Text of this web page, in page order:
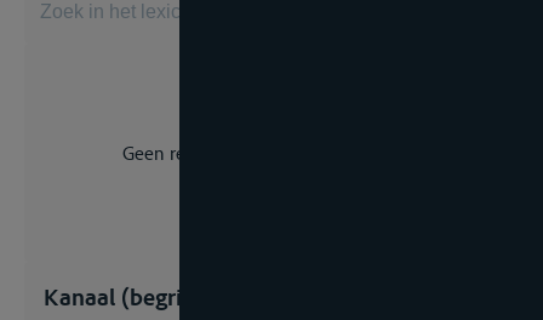
Geen resultaat voor uw zoekopdracht.
Kanaal (begrip)